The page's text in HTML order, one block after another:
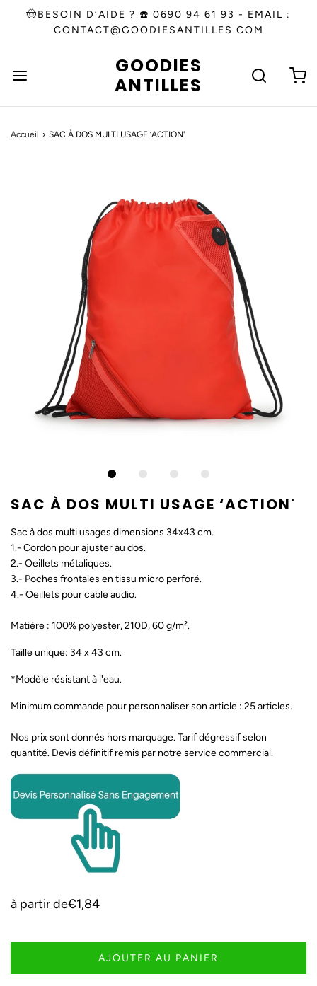
🤠BESOIN D’AIDE ? ☎️ 0690 94 61 93 - EMAIL :
CONTACT@GOODIESANTILLES.COM
GOODIES
ANTILLES
Accueil › SAC À DOS MULTI USAGE ‘ACTION'
SAC À DOS MULTI USAGE ‘ACTION'
Sac à dos multi usages dimensions 34x43 cm.
1.- Cordon pour ajuster au dos.
2.- Oeillets métaliques.
3.- Poches frontales en tissu micro perforé.
4.- Oeillets pour cable audio.
Matière : 100% polyester, 210D, 60 g/m².
Taille unique: 34 x 43 cm.
*Modèle résistant à l'eau.
Minimum commande pour personnaliser son article : 25 articles.
Nos prix sont donnés hors marquage. Tarif dégressif selon
quantité. Devis définitif remis par notre service commercial.
à partir de€1,84
AJOUTER AU PANIER